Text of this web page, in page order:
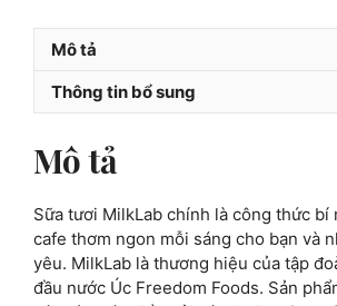
đường
Mô tả
Thông tin bổ sung
Mô tả
Sữa tươi MilkLab chính là công thức bí
cafe thơm ngon mỗi sáng cho bạn và
yêu. MilkLab là thương hiệu của tập
đầu nước Úc Freedom Foods. Sản